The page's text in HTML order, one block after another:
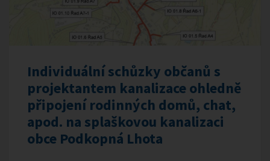
Individuální schůzky občanů s
projektantem kanalizace ohledně
připojení rodinných domů, chat,
apod. na splaškovou kanalizaci
obce Podkopná Lhota